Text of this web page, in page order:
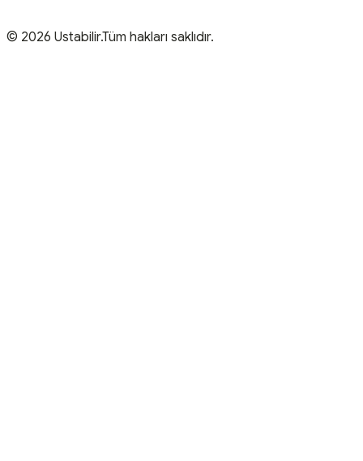
© 2026 Ustabilir.Tüm hakları saklıdır.